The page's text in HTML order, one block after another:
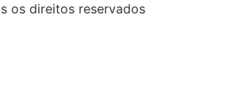
os direitos reservados